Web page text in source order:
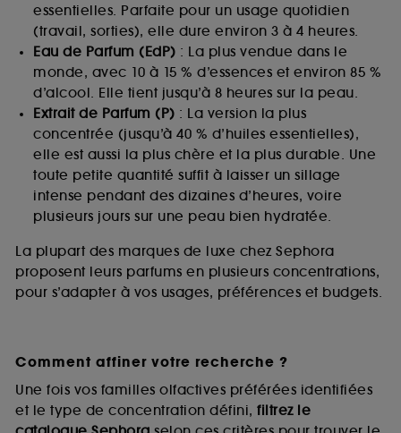
essentielles. Parfaite pour un usage quotidien
(travail, sorties), elle dure environ 3 à 4 heures.
Eau de Parfum (EdP) : La plus vendue dans le
monde, avec 10 à 15 % d’essences et environ 85 %
d’alcool. Elle tient jusqu’à 8 heures sur la peau.
Extrait de Parfum (P) : La version la plus
concentrée (jusqu’à 40 % d’huiles essentielles),
elle est aussi la plus chère et la plus durable. Une
toute petite quantité suffit à laisser un sillage
intense pendant des dizaines d’heures, voire
plusieurs jours sur une peau bien hydratée.
La plupart des marques de luxe chez Sephora
proposent leurs parfums en plusieurs concentrations,
pour s’adapter à vos usages, préférences et budgets.
Comment affiner votre recherche ?
Une fois vos familles olfactives préférées identifiées
et le type de concentration défini, filtrez le